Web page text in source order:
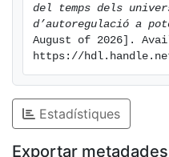
del temps dels
d’autoregulació a
August of 2026].
https://
Estadístiques
Exportar metadades